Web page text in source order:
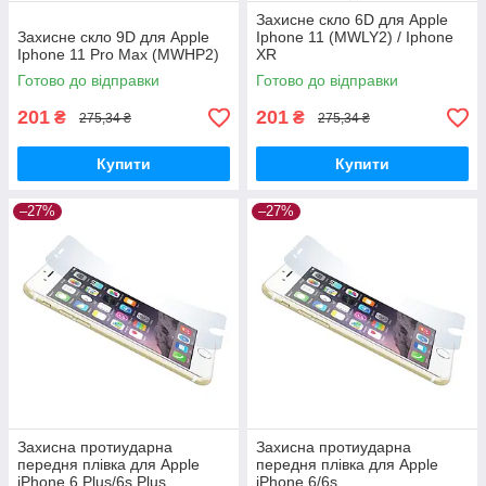
Захисне скло 9D для Apple
Iphone 11 Pro Max (MWHP2)
Готово до відправки
201 ₴ 275,34 ₴
Купити
Захисне скло 6D для Apple
Iphone 11 (MWLY2) / Iphone
XR
Готово до відправки
201 ₴ 275,34 ₴
Купити
–27%
Захисна протиударна
передня плівка для Apple
iPhone 6 Plus/6s Plus
–27%
Захисна протиударна
передня плівка для Apple
iPhone 6/6s